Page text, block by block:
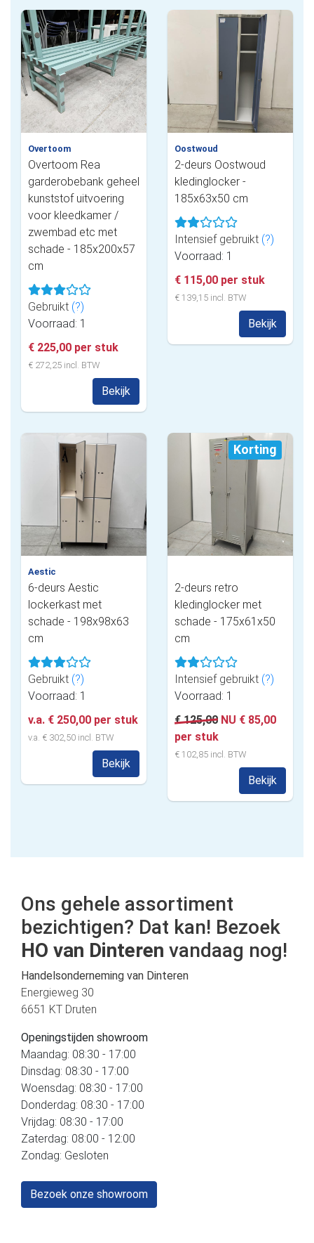
Overtoom
Overtoom Rea
garderobebank geheel
kunststof uitvoering
voor kleedkamer /
zwembad etc met
schade - 185x200x57
cm
Gebruikt (?)
Voorraad: 1
€ 225,00 per stuk
€ 272,25 incl. BTW
Bekijk
Oostwoud
2-deurs Oostwoud
kledinglocker -
185x63x50 cm
Intensief gebruikt (?)
Voorraad: 1
€ 115,00 per stuk
€ 139,15 incl. BTW
Bekijk
Aestic
6-deurs Aestic
lockerkast met
schade - 198x98x63
cm
Gebruikt (?)
Voorraad: 1
v.a. € 250,00 per stuk
v.a. € 302,50 incl. BTW
Bekijk
Korting
2-deurs retro
kledinglocker met
schade - 175x61x50
cm
Intensief gebruikt (?)
Voorraad: 1
€ 125,00 NU € 85,00
per stuk
€ 102,85 incl. BTW
Bekijk
Ons gehele assortiment
bezichtigen? Dat kan! Bezoek
HO van Dinteren vandaag nog!
Handelsonderneming van Dinteren
Energieweg 30
6651 KT Druten
Openingstijden showroom
Maandag: 08:30 - 17:00
Dinsdag: 08:30 - 17:00
Woensdag: 08:30 - 17:00
Donderdag: 08:30 - 17:00
Vrijdag: 08:30 - 17:00
Zaterdag: 08:00 - 12:00
Zondag: Gesloten
Bezoek onze showroom